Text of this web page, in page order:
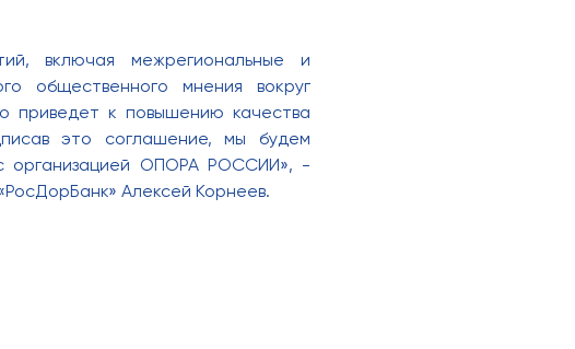
включая межрегиональные и
общественного мнения вокруг
приведет к повышению качества
это соглашение, мы будем
организацией ОПОРА РОССИИ», -
Алексей Корнеев.